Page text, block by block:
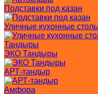
Подставки под казан
Уличные кухонные
Тандыры
ЭКО Тандыры
АРТ-тандыр
Амфора